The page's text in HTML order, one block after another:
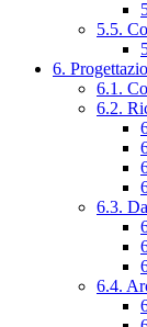
5.5.
6.
6.1.
6.2.
6.3.
6.4.